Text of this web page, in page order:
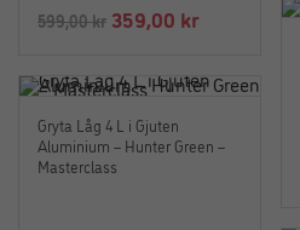
599,00kr Det
priset
599,00 kr.
359,00 krDet
priset
359,00 kr.
Gryta Låg 4 L i Gjuten
Aluminium – Hunter Green –
Masterclass